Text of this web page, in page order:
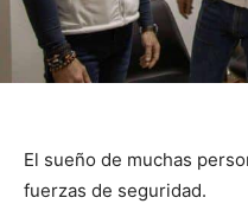
El sueño de muchas
fuerzas de seguridad.